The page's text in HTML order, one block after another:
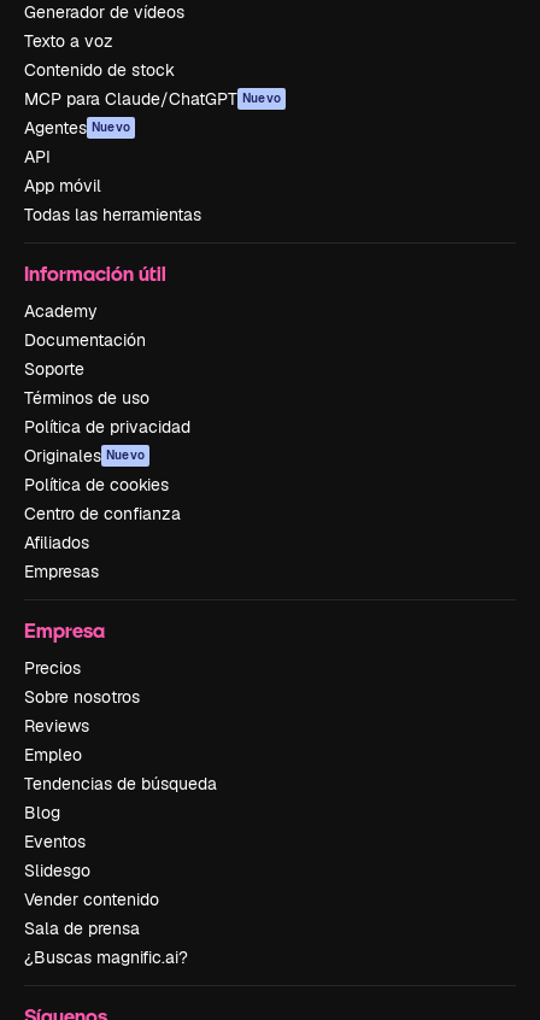
Generador de vídeos
Texto a voz
Contenido de stock
MCP para Claude/ChatGPT Nuevo
Agentes Nuevo
API
App móvil
Todas las herramientas
Información útil
Academy
Documentación
Soporte
Términos de uso
Política de privacidad
Originales Nuevo
Política de cookies
Centro de confianza
Afiliados
Empresas
Empresa
Precios
Sobre nosotros
Reviews
Empleo
Tendencias de búsqueda
Blog
Eventos
Slidesgo
Vender contenido
Sala de prensa
¿Buscas magnific.ai?